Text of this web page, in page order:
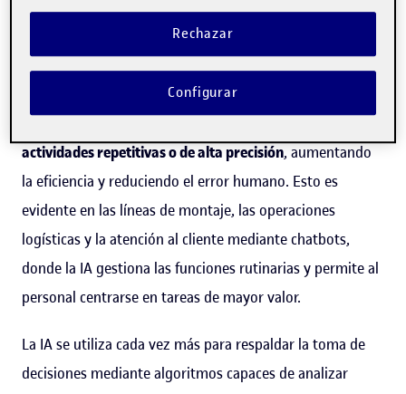
La investigación incluye aplicaciones actuales de estas
automatización de tareas en los sectores industrial y de
servicios, donde estos sistemas se encargan de
actividades repetitivas o de alta precisión, aumentando
la eficiencia y reduciendo el error humano. Esto es
evidente en las líneas de montaje, las operaciones
logísticas y la atención al cliente mediante chatbots,
donde la IA gestiona las funciones rutinarias y permite al
personal centrarse en tareas de mayor valor.
La IA se utiliza cada vez más para respaldar la toma de
decisiones mediante algoritmos capaces de analizar
Rechazar
Configurar